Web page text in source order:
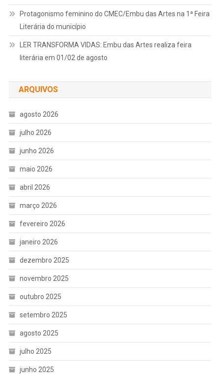
Protagonismo feminino do CMEC/Embu das Artes na 1ª Feira
Literária do município
LER TRANSFORMA VIDAS: Embu das Artes realiza feira
literária em 01/02 de agosto
ARQUIVOS
agosto 2026
julho 2026
junho 2026
maio 2026
abril 2026
março 2026
fevereiro 2026
janeiro 2026
dezembro 2025
novembro 2025
outubro 2025
setembro 2025
agosto 2025
julho 2025
junho 2025